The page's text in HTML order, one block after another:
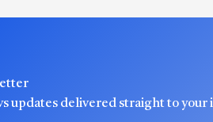
updates delivered straight to your